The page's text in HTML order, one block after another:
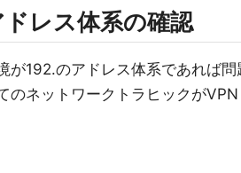
レス体系の確認
が192.のアドレス体系であれば
のネットワークトラヒックが